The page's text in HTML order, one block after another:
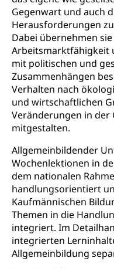
Gegenwart und auch
Herausforderungen
Dabei übernehmen
Arbeitsmarktfähigkeit
mit politischen und
Zusammenhängen
Verhalten nach
und wirtschaftlichen
Veränderungen in der
mitgestalten.
Allgemeinbildender
Wochenlektionen in
dem nationalen
handlungsorientiert
Kaufmännischen
Themen in die
integriert. Im
integrierten
Allgemeinbildung
FMS und
Stipendien
Finanzielle
Pflege HF
Fachstelle
Finanzielle
Universität
Technische
Hochschulstudium,
universitäre
Hochschulbildung,
Hochschule, Bachelor,
Weiterbildung,
Dienstleistungen,
Fachhochschule
Pädagogische
swissuniversities
Hochschulen)
Vorschule
Kindergarten,
Kindertagesstätte,
Freiwilliges
Gesundheit und